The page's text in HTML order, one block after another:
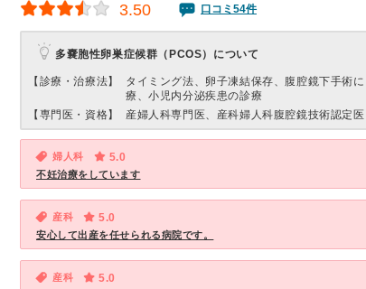
3.50 口コミ54件
多嚢胞性卵巣症候群（PCOS）について
【診療・治療法】
タイミング法、卵子凍結保存、腹腔鏡下手術
療、小児内分泌疾患の診療
【専門医・資格】
産婦人科専門医、産科婦人科腹腔鏡技術認定医
婦人科 5.0
不妊治療をしています
産科 5.0
安心して出産を任せられる病院です。
産科 5.0